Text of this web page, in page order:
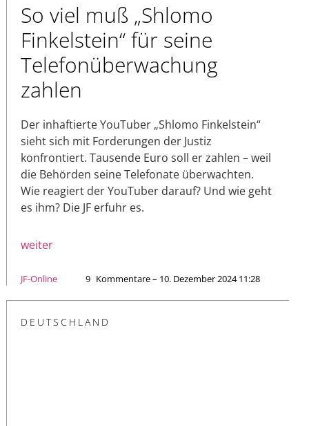
So viel muß „Shlomo
Finkelstein“ für seine
Telefonüberwachung
zahlen
Der inhaftierte YouTuber „Shlomo Finkelstein“
sieht sich mit Forderungen der Justiz
konfrontiert. Tausende Euro soll er zahlen – weil
die Behörden seine Telefonate überwachten.
Wie reagiert der YouTuber darauf? Und wie geht
es ihm? Die JF erfuhr es.
weiter
JF-Online 9 Kommentare – 10. Dezember 2024 11:28
DEUTSCHLAND